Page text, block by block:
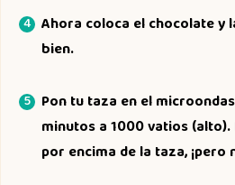
Ahora coloca el chocolate y
bien.
Pon tu taza en el
minutos a 1000 vatios
por encima de la taza, ¡pero